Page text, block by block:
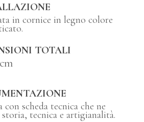
in cornice in legno colore
TOTALI
con scheda tecnica che ne
tecnica e artigianalità.